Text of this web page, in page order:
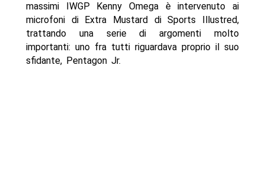
massimi IWGP Kenny Omega è intervenuto ai
microfoni di Extra Mustard di Sports Illustred,
trattando una serie di argomenti molto
importanti: uno fra tutti riguardava proprio il suo
sfidante, Pentagon Jr.